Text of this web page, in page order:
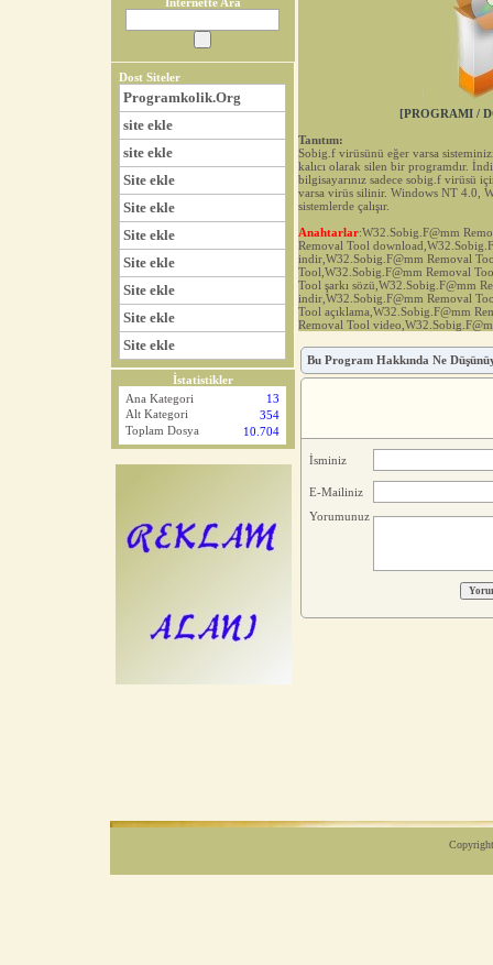
Dost Siteler
Programkolik.Org
site ekle
site ekle
Site ekle
Site ekle
Site ekle
Site ekle
Site ekle
Site ekle
Site ekle
İstatistikler
Ana Kategori
13
Alt Kategori
354
Toplam Dosya 10.704
[PROGRAMI /
Tanıtım:
Sobig.f virüsünü eğer varsa
kalıcı olarak silen bir programdır.
bilgisayarınız sadece sobig.f virüsü
varsa virüs silinir. Windows NT 4.0,
sistemlerde çalışır.
Anahtarlar:W32.Sobig.F@mm
Removal Tool
indir,W32.Sobig.F@mm Removal
Tool,W32.Sobig.F@mm Removal
Tool şarkı sözü,W32.Sobig.F@mm
indir,W32.Sobig.F@mm Removal
Tool açıklama,W32.Sobig.F@mm
Removal Tool
Bu Program Hakkında Ne
İsminiz
E-Mailiniz
Yorumunuz